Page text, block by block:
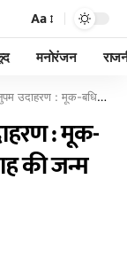
Aa
मनोरंजन
में स्व. हिम्मत साह की जन्म जयंती मनाई गई
: मूक-
की जन्म